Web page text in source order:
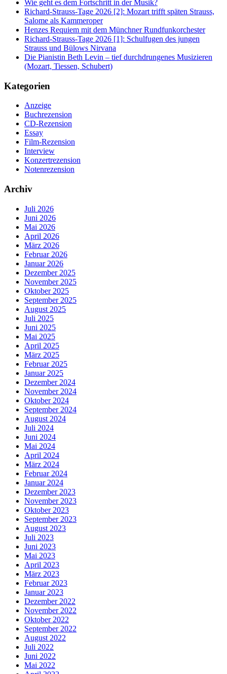
Wie geht es dem Fortschritt in der Musik?
Richard-Strauss-Tage 2026 [2]: Mozart trifft späten Strauss,
Salome als Kammeroper
Henzes Requiem mit dem Münchner Rundfunkorchester
Richard-Strauss-Tage 2026 [1]: Schulfugen des jungen
Strauss und Bülows Nirvana
Die Pianistin Beth Levin – tief durchdrungenes Musizieren
(Mozart, Tiessen, Schubert)
Kategorien
Anzeige
Buchrezension
CD-Rezension
Essay
Film-Rezension
Interview
Konzertrezension
Notenrezension
Archiv
Juli 2026
Juni 2026
Mai 2026
April 2026
März 2026
Februar 2026
Januar 2026
Dezember 2025
November 2025
Oktober 2025
September 2025
August 2025
Juli 2025
Juni 2025
Mai 2025
April 2025
März 2025
Februar 2025
Januar 2025
Dezember 2024
November 2024
Oktober 2024
September 2024
August 2024
Juli 2024
Juni 2024
Mai 2024
April 2024
März 2024
Februar 2024
Januar 2024
Dezember 2023
November 2023
Oktober 2023
September 2023
August 2023
Juli 2023
Juni 2023
Mai 2023
April 2023
März 2023
Februar 2023
Januar 2023
Dezember 2022
November 2022
Oktober 2022
September 2022
August 2022
Juli 2022
Juni 2022
Mai 2022